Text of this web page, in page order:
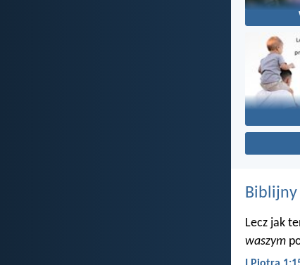
Lecz jak
waszym